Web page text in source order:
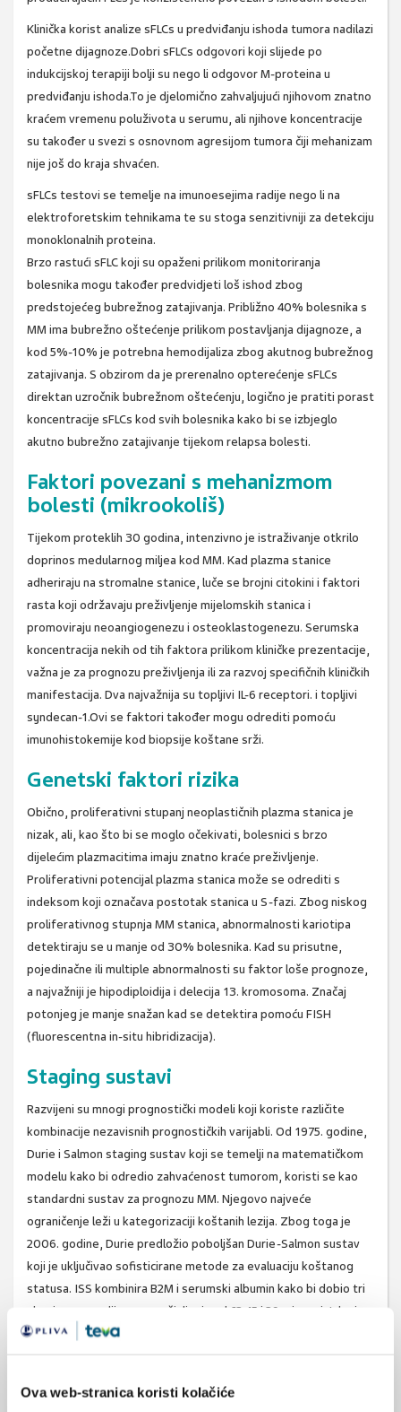
Ova web-stranica koristi kolačiće
Klinička korist analize sFLCs u predviđanju ishoda tumora nadilazi
početne dijagnoze.Dobri sFLCs odgovori koji slijede po
indukcijskoj terapiji bolji su nego li odgovor M-proteina u
predviđanju ishoda.To je djelomično zahvaljujući njihovom znatno
kraćem vremenu poluživota u serumu, ali njihove koncentracije
su također u svezi s osnovnom agresijom tumora čiji mehanizam
nije još do kraja shvaćen.
sFLCs testovi se temelje na imunoesejima radije nego li na
elektroforetskim tehnikama te su stoga senzitivniji za detekciju
monoklonalnih proteina.
Brzo rastući sFLC koji su opaženi prilikom monitoriranja
bolesnika mogu također predvidjeti loš ishod zbog
predstojećeg bubrežnog zatajivanja. Približno 40% bolesnika s
MM ima bubrežno oštećenje prilikom postavljanja dijagnoze, a
kod 5%-10% je potrebna hemodijaliza zbog akutnog bubrežnog
zatajivanja. S obzirom da je prerenalno opterećenje sFLCs
direktan uzročnik bubrežnom oštećenju, logično je pratiti porast
koncentracije sFLCs kod svih bolesnika kako bi se izbjeglo
akutno bubrežno zatajivanje tijekom relapsa bolesti.
Faktori povezani s mehanizmom
bolesti (mikrookoliš)
Tijekom proteklih 30 godina, intenzivno je istraživanje otkrilo
doprinos medularnog miljea kod MM. Kad plazma stanice
adheriraju na stromalne stanice, luče se brojni citokini i faktori
rasta koji održavaju preživljenje mijelomskih stanica i
promoviraju neoangiogenezu i osteoklastogenezu. Serumska
koncentracija nekih od tih faktora prilikom kliničke prezentacije,
važna je za prognozu preživljenja ili za razvoj specifičnih kliničkih
manifestacija. Dva najvažnija su topljivi IL-6 receptori. i topljivi
syndecan-1.Ovi se faktori također mogu odrediti pomoću
imunohistokemije kod biopsije koštane srži.
Genetski faktori rizika
Obično, proliferativni stupanj neoplastičnih plazma stanica je
nizak, ali, kao što bi se moglo očekivati, bolesnici s brzo
dijelećim plazmacitima imaju znatno kraće preživljenje.
Proliferativni potencijal plazma stanica može se odrediti s
indeksom koji označava postotak stanica u S-fazi. Zbog niskog
proliferativnog stupnja MM stanica, abnormalnosti kariotipa
detektiraju se u manje od 30% bolesnika. Kad su prisutne,
pojedinačne ili multiple abnormalnosti su faktor loše prognoze,
a najvažniji je hipodiploidija i delecija 13. kromosoma. Značaj
potonjeg je manje snažan kad se detektira pomoću FISH
(fluorescentna in-situ hibridizacija).
Staging sustavi
Razvijeni su mnogi prognostički modeli koji koriste različite
kombinacije nezavisnih prognostičkih varijabli. Od 1975. godine,
Durie i Salmon staging sustav koji se temelji na matematičkom
modelu kako bi odredio zahvaćenost tumorom, koristi se kao
standardni sustav za prognozu MM. Njegovo najveće
ograničenje leži u kategorizaciji koštanih lezija. Zbog toga je
2006. godine, Durie predložio poboljšan Durie-Salmon sustav
koji je uključivao sofisticirane metode za evaluaciju koštanog
statusa. ISS kombinira B2M i serumski albumin kako bi dobio tri
skupine sa medijanom preživljenja od 62,45 i 29 mjeseci. Iako je
sustav visokoprognostičan, ne može razlučiti podskupine
sustava koji se temelje na prisustvu ili odsustvu nepovoljnih